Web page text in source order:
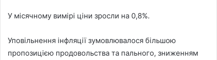
У місячному вимірі ціни зросли на 0,8%.
Уповільнення інфляції зумовлювалося більшою
пропозицією продовольства та пального, зниженням